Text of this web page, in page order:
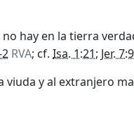
hay en la tierra
RVA; cf. Isa. 1:21; Jer. 7:9
y al extranjero